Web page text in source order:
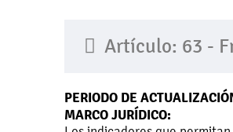
Artículo: 63 -
PERIODO DE
MARCO JURÍDICO: